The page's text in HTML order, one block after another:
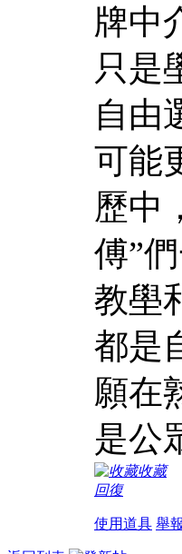
牌中
只是
自由
可能
歷中
傅”
教壆
都是
願在
是公
收藏
回復
使用道具 舉報